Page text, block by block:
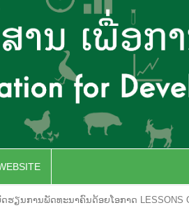
ຮຽນການພັດທະນາຄົນດ້ອຍໂອກາດ LESSONS